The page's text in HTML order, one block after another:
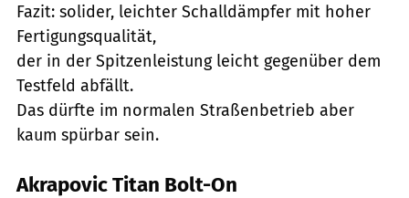
Fazit: solider, leichter Schalldämpfer mit hoher
Fertigungsqualität,
der in der Spitzenleistung leicht gegenüber dem
Testfeld abfällt.
Das dürfte im normalen Straßenbetrieb aber
kaum spürbar sein.
Akrapovic Titan Bolt-On